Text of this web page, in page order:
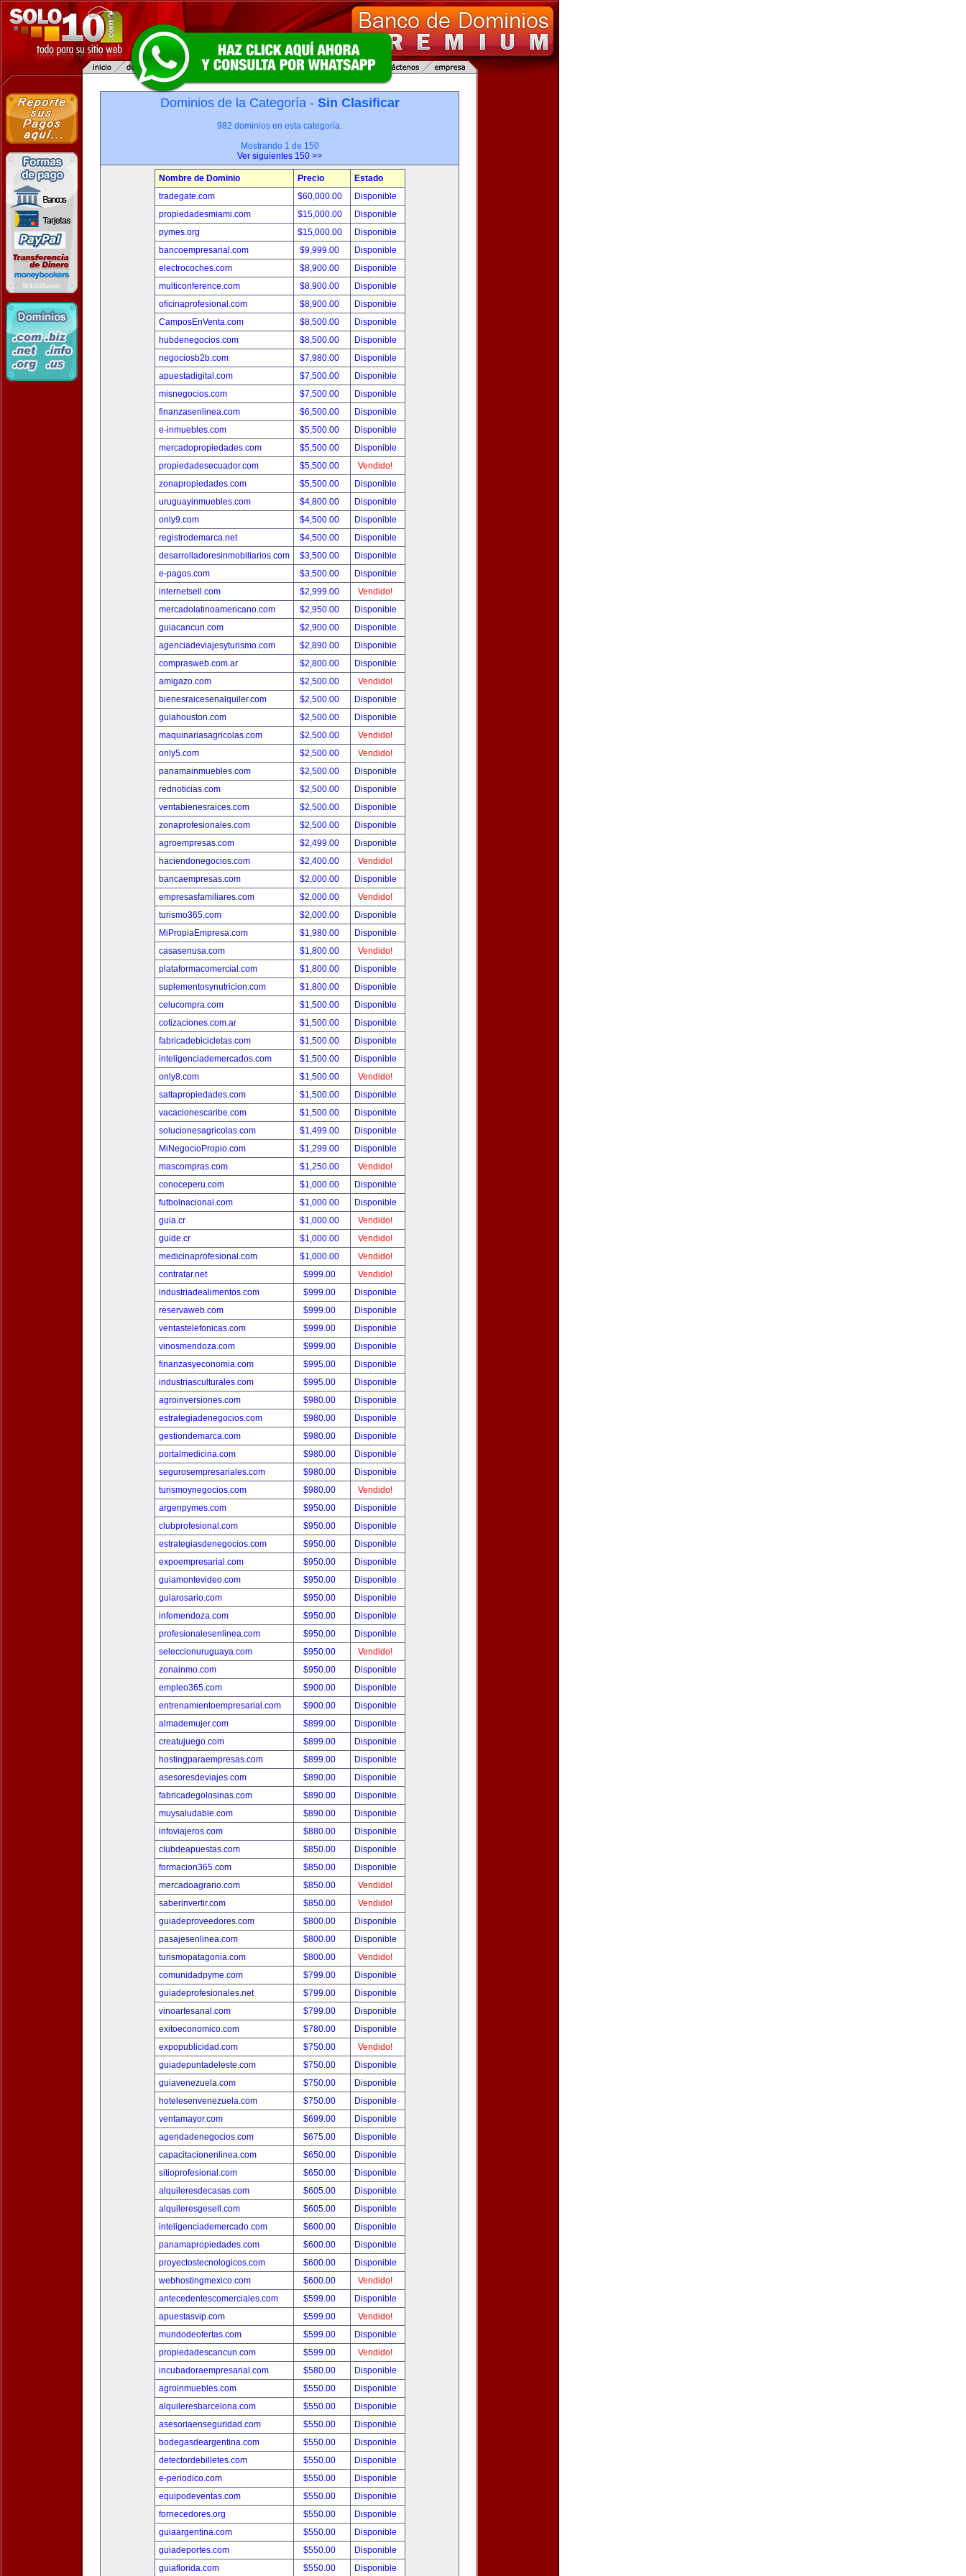
Dominios de la Categoría - Sin Clasificar
982 dominios en esta categoría.
Mostrando 1 de 150
Ver siguientes 150 >>
Nombre de Dominio Precio
Estado
tradegate.com
$60,000.00
Disponible
propiedadesmiami.com
$15,000.00
Disponible
pymes.org
$15,000.00
Disponible
bancoempresarial.com
$9,999.00
Disponible
electrocoches.com
$8,900.00
Disponible
multiconference.com
$8,900.00
Disponible
oficinaprofesional.com
$8,900.00
Disponible
CamposEnVenta.com
$8,500.00
Disponible
hubdenegocios.com
$8,500.00
Disponible
negociosb2b.com
$7,980.00
Disponible
apuestadigital.com
$7,500.00
Disponible
misnegocios.com
$7,500.00
Disponible
finanzasenlinea.com
$6,500.00
Disponible
e-inmuebles.com
$5,500.00
Disponible
mercadopropiedades.com
$5,500.00
Disponible
propiedadesecuador.com
$5,500.00
Vendido!
zonapropiedades.com
$5,500.00
Disponible
uruguayinmuebles.com
$4,800.00
Disponible
only9.com
$4,500.00
Disponible
registrodemarca.net
$4,500.00
Disponible
desarrolladoresinmobiliarios.com
$3,500.00
Disponible
e-pagos.com
$3,500.00
Disponible
internetsell.com
$2,999.00
Vendido!
mercadolatinoamericano.com
$2,950.00
Disponible
guiacancun.com
$2,900.00
Disponible
agenciadeviajesyturismo.com
$2,890.00
Disponible
comprasweb.com.ar
$2,800.00
Disponible
amigazo.com
$2,500.00
Vendido!
bienesraicesenalquiler.com
$2,500.00
Disponible
guiahouston.com
$2,500.00
Disponible
maquinariasagricolas.com
$2,500.00
Vendido!
only5.com
$2,500.00
Vendido!
panamainmuebles.com
$2,500.00
Disponible
rednoticias.com
$2,500.00
Disponible
ventabienesraices.com
$2,500.00
Disponible
zonaprofesionales.com
$2,500.00
Disponible
agroempresas.com
$2,499.00
Disponible
haciendonegocios.com
$2,400.00
Vendido!
bancaempresas.com
$2,000.00
Disponible
empresasfamiliares.com
$2,000.00
Vendido!
turismo365.com
$2,000.00
Disponible
MiPropiaEmpresa.com
$1,980.00
Disponible
casasenusa.com
$1,800.00
Vendido!
plataformacomercial.com
$1,800.00
Disponible
suplementosynutricion.com
$1,800.00
Disponible
celucompra.com
$1,500.00
Disponible
cotizaciones.com.ar
$1,500.00
Disponible
fabricadebicicletas.com
$1,500.00
Disponible
inteligenciademercados.com
$1,500.00
Disponible
only8.com
$1,500.00
Vendido!
saltapropiedades.com
$1,500.00
Disponible
vacacionescaribe.com
$1,500.00
Disponible
solucionesagricolas.com
$1,499.00
Disponible
MiNegocioPropio.com
$1,299.00
Disponible
mascompras.com
$1,250.00
Vendido!
conoceperu.com
$1,000.00
Disponible
futbolnacional.com
$1,000.00
Disponible
guia.cr
$1,000.00
Vendido!
guide.cr
$1,000.00
Vendido!
medicinaprofesional.com
$1,000.00
Vendido!
contratar.net
$999.00
Vendido!
industriadealimentos.com
$999.00
Disponible
reservaweb.com
$999.00
Disponible
ventastelefonicas.com
$999.00
Disponible
vinosmendoza.com
$999.00
Disponible
finanzasyeconomia.com
$995.00
Disponible
industriasculturales.com
$995.00
Disponible
agroinversiones.com
$980.00
Disponible
estrategiadenegocios.com
$980.00
Disponible
gestiondemarca.com
$980.00
Disponible
portalmedicina.com
$980.00
Disponible
segurosempresariales.com
$980.00
Disponible
turismoynegocios.com
$980.00
Vendido!
argenpymes.com
$950.00
Disponible
clubprofesional.com
$950.00
Disponible
estrategiasdenegocios.com
$950.00
Disponible
expoempresarial.com
$950.00
Disponible
guiamontevideo.com
$950.00
Disponible
guiarosario.com
$950.00
Disponible
infomendoza.com
$950.00
Disponible
profesionalesenlinea.com
$950.00
Disponible
seleccionuruguaya.com
$950.00
Vendido!
zonainmo.com
$950.00
Disponible
empleo365.com
$900.00
Disponible
entrenamientoempresarial.com
$900.00
Disponible
almademujer.com
$899.00
Disponible
creatujuego.com
$899.00
Disponible
hostingparaempresas.com
$899.00
Disponible
asesoresdeviajes.com
$890.00
Disponible
fabricadegolosinas.com
$890.00
Disponible
muysaludable.com
$890.00
Disponible
infoviajeros.com
$880.00
Disponible
clubdeapuestas.com
$850.00
Disponible
formacion365.com
$850.00
Disponible
mercadoagrario.com
$850.00
Vendido!
saberinvertir.com
$850.00
Vendido!
guiadeproveedores.com
$800.00
Disponible
pasajesenlinea.com
$800.00
Disponible
turismopatagonia.com
$800.00
Vendido!
comunidadpyme.com
$799.00
Disponible
guiadeprofesionales.net
$799.00
Disponible
vinoartesanal.com
$799.00
Disponible
exitoeconomico.com
$780.00
Disponible
expopublicidad.com
$750.00
Vendido!
guiadepuntadeleste.com
$750.00
Disponible
guiavenezuela.com
$750.00
Disponible
hotelesenvenezuela.com
$750.00
Disponible
ventamayor.com
$699.00
Disponible
agendadenegocios.com
$675.00
Disponible
capacitacionenlinea.com
$650.00
Disponible
sitioprofesional.com
$650.00
Disponible
alquileresdecasas.com
$605.00
Disponible
alquileresgesell.com
$605.00
Disponible
inteligenciademercado.com
$600.00
Disponible
panamapropiedades.com
$600.00
Disponible
proyectostecnologicos.com
$600.00
Disponible
webhostingmexico.com
$600.00
Vendido!
antecedentescomerciales.com
$599.00
Disponible
apuestasvip.com
$599.00
Vendido!
mundodeofertas.com
$599.00
Disponible
propiedadescancun.com
$599.00
Vendido!
incubadoraempresarial.com
$580.00
Disponible
agroinmuebles.com
$550.00
Disponible
alquileresbarcelona.com
$550.00
Disponible
asesoriaenseguridad.com
$550.00
Disponible
bodegasdeargentina.com
$550.00
Disponible
detectordebilletes.com
$550.00
Disponible
e-periodico.com
$550.00
Disponible
equipodeventas.com
$550.00
Disponible
fornecedores.org
$550.00
Disponible
guiaargentina.com
$550.00
Disponible
guiadeportes.com
$550.00
Disponible
guiaflorida.com
$550.00 Disponible